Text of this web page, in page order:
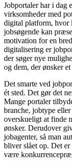
Jobportaler har i dag
virksomheder med
digital platform, hvor
jobsøgende kan
motivation for en
digitalisering er
der søger nye
og dem, der ønsker
Det smarte ved
ét sted. Det gør det
Mange portaler
branche, jobtype
overskueligt at finde
ønsker. Derudover
jobagenter, så man
bliver slået op. Det
være